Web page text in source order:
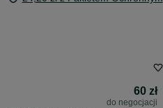
60 zł
do negocjacji